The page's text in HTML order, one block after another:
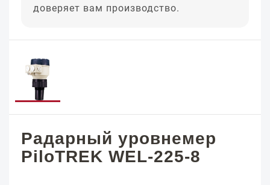
доверяет вам производство.
Радарный уровнемер
PiloTREK WEL-225-8